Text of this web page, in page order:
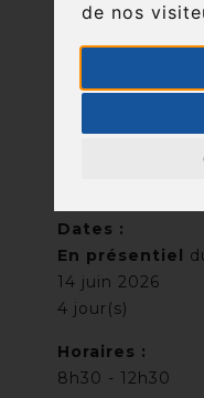
de nos
Dates :
En présentiel
14 juin 2026
4 jour(s)
Horaires :
8h30 - 12h30